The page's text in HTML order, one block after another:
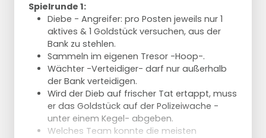
Spielrunde 1:
Diebe - Angreifer: pro Posten jeweils nur 1
aktives & 1 Goldstück versuchen, aus der
Bank zu stehlen.
Sammeln im eigenen Tresor -Hoop-.
Wächter -Verteidiger- darf nur außerhalb
der Bank verteidigen.
Wird der Dieb auf frischer Tat ertappt, muss
er das Goldstück auf der Polizeiwache -
unter einem Kegel- abgeben.
Welches Team konnte die meisten